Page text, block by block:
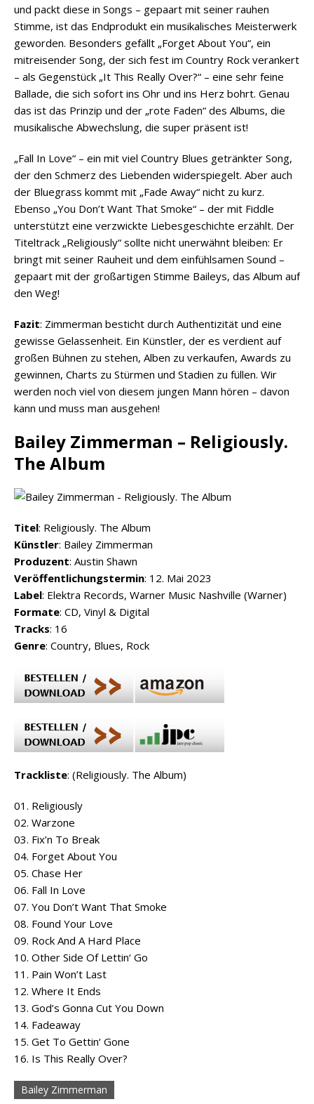
und packt diese in Songs – gepaart mit seiner rauhen
Stimme, ist das Endprodukt ein musikalisches Meisterwerk
geworden. Besonders gefällt „Forget About You“, ein
mitreisender Song, der sich fest im Country Rock verankert
– als Gegenstück „It This Really Over?“ – eine sehr feine
Ballade, die sich sofort ins Ohr und ins Herz bohrt. Genau
das ist das Prinzip und der „rote Faden“ des Albums, die
musikalische Abwechslung, die super präsent ist!
„Fall In Love“ – ein mit viel Country Blues getränkter Song,
der den Schmerz des Liebenden widerspiegelt. Aber auch
der Bluegrass kommt mit „Fade Away“ nicht zu kurz.
Ebenso „You Don’t Want That Smoke“ – der mit Fiddle
unterstützt eine verzwickte Liebesgeschichte erzählt. Der
Titeltrack „Religiously“ sollte nicht unerwähnt bleiben: Er
bringt mit seiner Rauheit und dem einfühlsamen Sound –
gepaart mit der großartigen Stimme Baileys, das Album auf
den Weg!
Fazit: Zimmerman besticht durch Authentizität und eine
gewisse Gelassenheit. Ein Künstler, der es verdient auf
großen Bühnen zu stehen, Alben zu verkaufen, Awards zu
gewinnen, Charts zu Stürmen und Stadien zu füllen. Wir
werden noch viel von diesem jungen Mann hören – davon
kann und muss man ausgehen!
Bailey Zimmerman – Religiously.
The Album
Titel: Religiously. The Album
Künstler: Bailey Zimmerman
Produzent: Austin Shawn
Veröffentlichungstermin: 12. Mai 2023
Label: Elektra Records, Warner Music Nashville (Warner)
Formate: CD, Vinyl & Digital
Tracks: 16
Genre: Country, Blues, Rock
Trackliste: (Religiously. The Album)
01. Religiously
02. Warzone
03. Fix’n To Break
04. Forget About You
05. Chase Her
06. Fall In Love
07. You Don’t Want That Smoke
08. Found Your Love
09. Rock And A Hard Place
10. Other Side Of Lettin‘ Go
11. Pain Won’t Last
12. Where It Ends
13. God’s Gonna Cut You Down
14. Fadeaway
15. Get To Gettin‘ Gone
16. Is This Really Over?
Bailey Zimmerman